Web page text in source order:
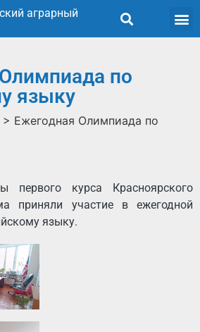
аграрный
по
языку
> Ежегодная Олимпиада по
первого курса Красноярского
приняли участие в ежегодной
языку.